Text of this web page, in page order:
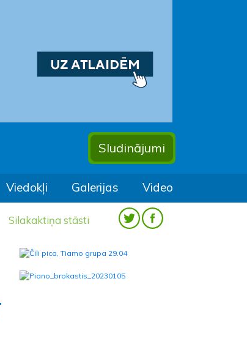
Sludinājumi
Viedokļi Galerijas Video
Silakaktiņa stāsti